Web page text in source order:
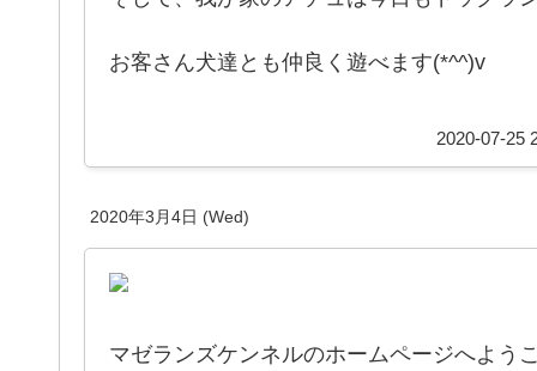
お客さん犬達とも仲良く遊べます(*^^)v
2020-07-25
2020年3月4日 (Wed)
マゼランズケンネルのホームページへよう